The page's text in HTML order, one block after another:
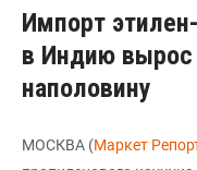
Импорт
в Индию вырос
наполовину
МОСКВА (Маркет